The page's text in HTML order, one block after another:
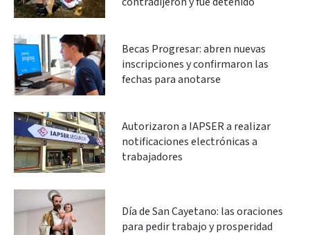
Becas Progresar: abren nuevas
inscripciones y confirmaron las
fechas para anotarse
Autorizaron a IAPSER a realizar
notificaciones electrónicas a
trabajadores
Día de San Cayetano: las oraciones
para pedir trabajo y prosperidad